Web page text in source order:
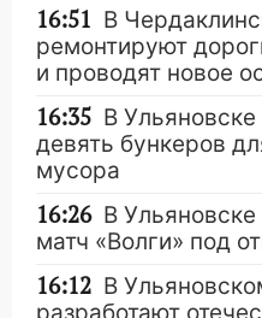
16:51 В
ремонтируют
и проводят новое
16:35 В
девять бункеров
мусора
16:26 В
матч «Волги» под
16:12 В
разработают